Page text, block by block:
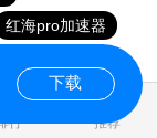
红海pro加速器
行 推荐
下载
0.042970s